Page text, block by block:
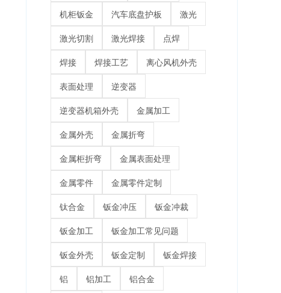
机柜钣金 汽车底盘护板 激光
激光切割 激光焊接 点焊
焊接 焊接工艺 离心风机外壳
表面处理 逆变器
逆变器机箱外壳 金属加工
金属外壳 金属折弯
金属柜折弯 金属表面处理
金属零件 金属零件定制
钛合金 钣金冲压 钣金冲裁
钣金加工 钣金加工常见问题
钣金外壳 钣金定制 钣金焊接
铝 铝加工 铝合金